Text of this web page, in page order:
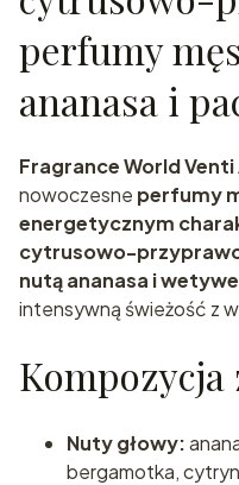
perfumy
ananasa i
Fragrance World Venti
nowoczesne perfumy
energetycznym
cytrusowo-
nutą ananasa i
intensywną świeżość z
Kompozycja
Nuty głowy:
bergamotka,